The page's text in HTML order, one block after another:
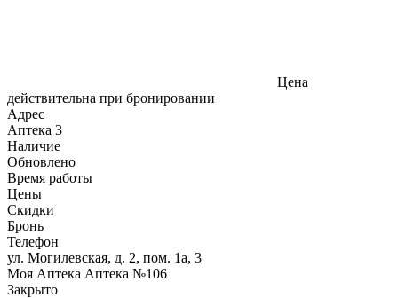
Цена
действительна при бронировании
Адрес
Аптека 3
Наличие
Обновлено
Время работы
Цены
Скидки
Бронь
Телефон
ул. Могилевская, д. 2, пом. 1а, 3
Моя Аптека Аптека №106
Закрыто